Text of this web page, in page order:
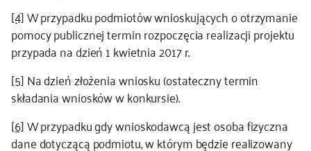
[4]W przypadku podmiotów wnioskujących o otrzymanie
pomocy publicznej termin rozpoczęcia realizacji projektu
przypada na dzień 1 kwietnia 2017 r.
[5]Na dzień złożenia wniosku (ostateczny termin
składania wniosków w konkursie).
[6]W przypadku gdy wnioskodawcą jest osoba fizyczna
dane dotyczącą podmiotu, w którym będzie realizowany